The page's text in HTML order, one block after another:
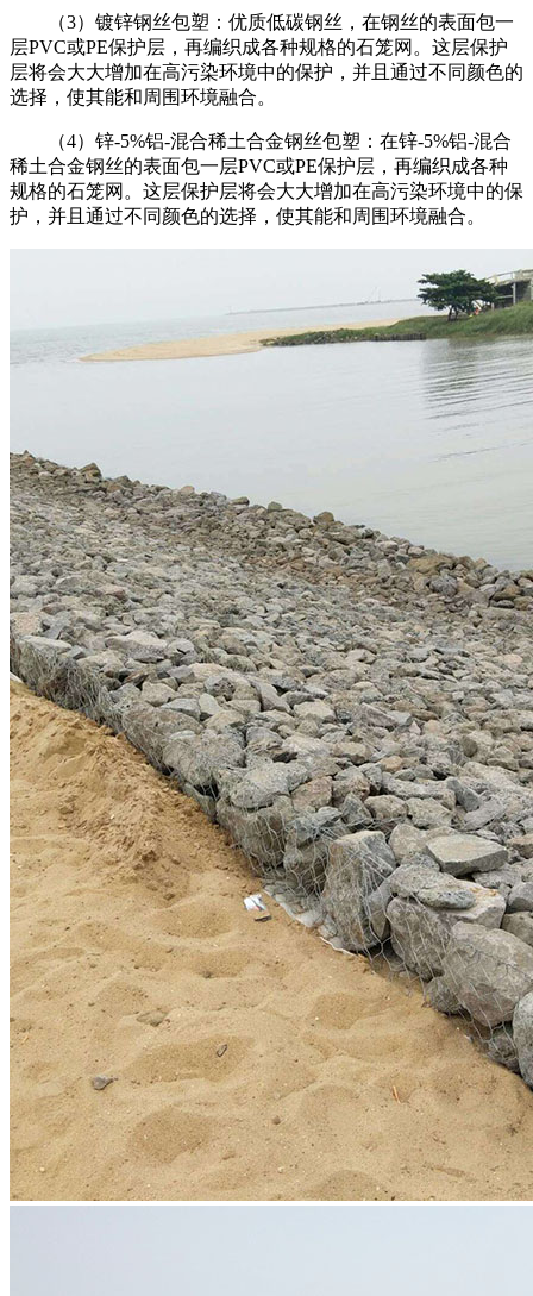
（3）镀锌钢丝包塑：优质低碳钢丝，在钢丝的表面包一
层PVC或PE保护层，再编织成各种规格的石笼网。这层保护
层将会大大增加在高污染环境中的保护，并且通过不同颜色的
选择，使其能和周围环境融合。
（4）锌-5%铝-混合稀土合金钢丝包塑：在锌-5%铝-混合
稀土合金钢丝的表面包一层PVC或PE保护层，再编织成各种
规格的石笼网。这层保护层将会大大增加在高污染环境中的保
护，并且通过不同颜色的选择，使其能和周围环境融合。